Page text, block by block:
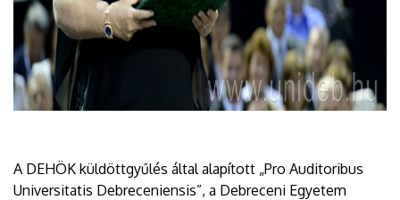
A DEHÖK küldöttgyűlés által alapított „Pro Auditoribus
Universitatis Debreceniensis”, a Debreceni Egyetem